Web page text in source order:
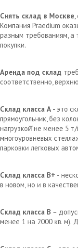
Снять склад в Москве,
Компания Praedium
разным требованиям, а
покупки.
Аренда под склад
соответственно,
Склад класса А - это
прямоугольник, без
нагрузкой̆ не менее 5
многоуровневых
парковки легковых
Склад класса В+ -
в новом, но и в
Склад класса В –
менее 1 на 2000 кв. м).